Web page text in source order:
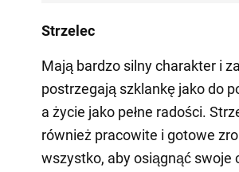
Strzelec
Mają bardzo silny charakter i
postrzegają szklankę jako do
a życie jako pełne radości.
również pracowite i gotowe
wszystko, aby osiągnąć swoje